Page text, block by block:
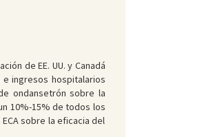
de EE. UU. y Canadá
ingresos hospitalarios
ondansetrón sobre la
10%-15% de todos los
sobre la eficacia del